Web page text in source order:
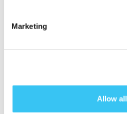
Marketing
Allow all